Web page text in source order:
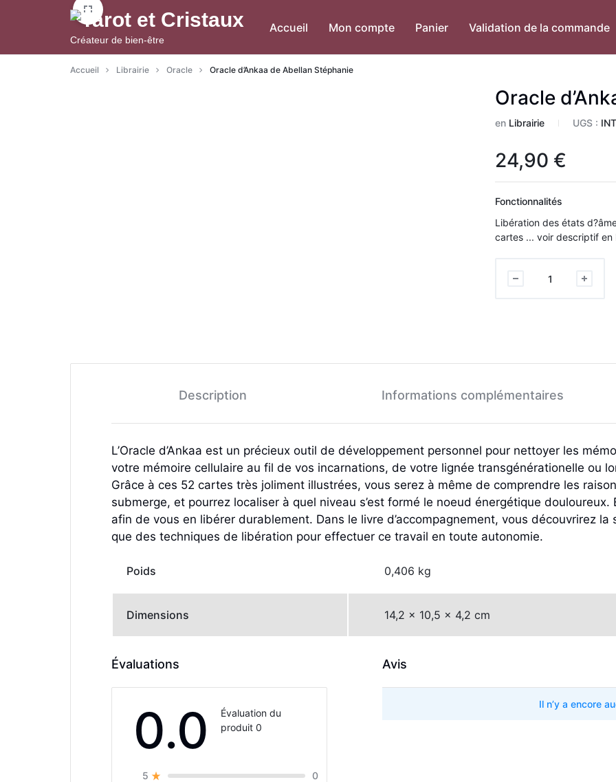
Créateur de bien-être
Accueil Mon compte Panier Validation de la commande
Accueil Librairie Oracle Oracle d’Ankaa de Abellan Stéphanie
Oracle
en Librairie UGS :
24,90 €
Fonctionnalités
Libération des états
cartes ... voir descriptif en
Description Informations complémentaires
L’Oracle d’Ankaa est un précieux outil de développement personnel pour nettoyer les
votre mémoire cellulaire au fil de vos incarnations, de votre lignée transgénérationelle ou
Grâce à ces 52 cartes très joliment illustrées, vous serez à même de comprendre les
submerge, et pourrez localiser à quel niveau s’est formé le noeud énergétique
afin de vous en libérer durablement. Dans le livre d’accompagnement, vous découvrirez
que des techniques de libération pour effectuer ce travail en toute autonomie.
Poids 0,406 kg
Dimensions 14,2 × 10,5 × 4,2 cm
Évaluations
0.0
Évaluation du
produit 0
5
0
Avis
Il n’y a encore